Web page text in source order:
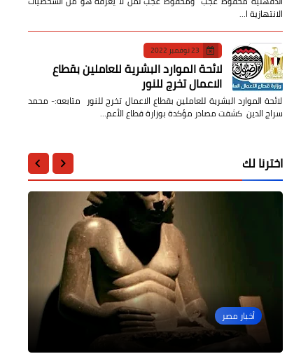
الانتهازية ا…
23 نوفمبر 2022
لائحة الموارد البشرية للعاملين بقطاع
الاعمال تخرج للنور
لائحة الموارد البشرية للعاملين بقطاع الاعمال تخرج للنور متابعه:- محمد
سراج الدين كشفت مصادر مؤكدة بوزارة قطاع الأعم…
اخترنا لك
أخبار مصر
رئيس الاتحاد الدولي للصحافة العربية
ضيف برنامج ( كان والآن )
مقالات
عيد الشرطة تاريخ ومكانة وطنية
سياسة
أخطر مرحلة في تاريخ مصر
لقاء القنصل العام لجمهورية مصر العربية
بالجالية المصرية بالمملكة العربية
السعودية